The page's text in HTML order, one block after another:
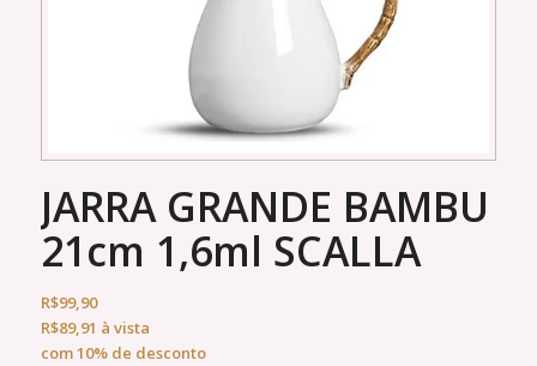
JARRA GRANDE BAMBU
21cm 1,6ml SCALLA
R$99,90
R$89,91 à vista
com 10% de desconto